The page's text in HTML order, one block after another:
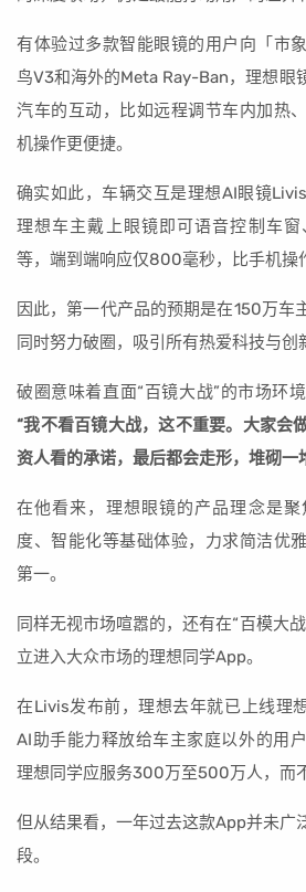
有体验过多款智能眼镜的用户向「市
鸟V3和海外的Meta Ray-Ban，理想眼
汽车的互动，比如远程调节车内加热
机操作更便捷。
确实如此，车辆交互是理想AI眼镜
理想车主戴上眼镜即可语音控制车
等，端到端响应仅800毫秒，比手机操
因此，第一代产品的预期是在150万车
同时努力破圈，吸引所有热爱科技与创
破圈意味着直面“百镜大战”的市场环境
“我不看百镜大战，这不重要。大家会
资人看的承诺，最后都会走形，堆砌一
在他看来，理想眼镜的产品理念是
度、智能化等基础体验，力求简洁优
第一。
同样无视市场喧嚣的，还有在“百模大
立进入大众市场的理想同学App。
在Livis发布前，理想去年就已上线理
AI助手能力释放给车主家庭以外的用
理想同学应服务300万至500万人，而
但从结果看，一年过去这款App并未广
段。